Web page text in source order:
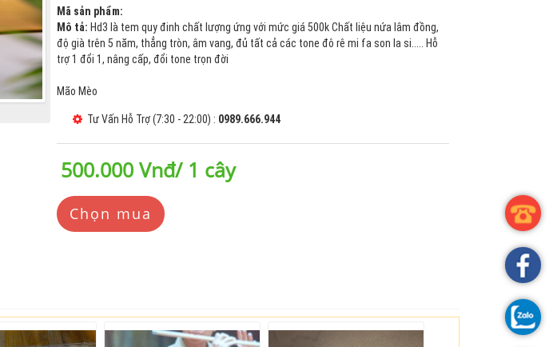
Mã sản phẩm:
Mô tả: Hd3 là tem quy đinh chất lượng ứng với mức giá 500k Chất liệu nứa lâm đồng,
độ già trên 5 năm, thẳng tròn, âm vang, đủ tất cả các tone đô rê mi fa son la si..... Hỗ
trợ 1 đổi 1, nâng cấp, đổi tone trọn đời
Mão Mèo
Tư Vấn Hỗ Trợ (7:30 - 22:00) : 0989.666.944
500.000 Vnđ/ 1 cây
Chọn mua